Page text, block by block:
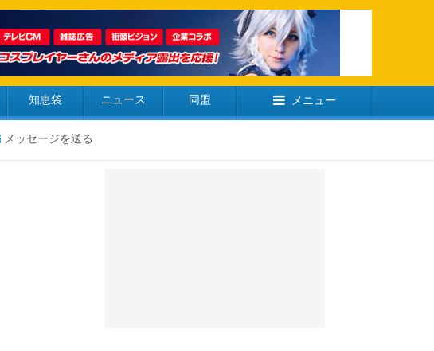
知恵袋 ニュース 同盟 メニュー
メッセージを送る